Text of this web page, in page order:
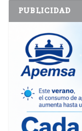
PUBLICIDAD